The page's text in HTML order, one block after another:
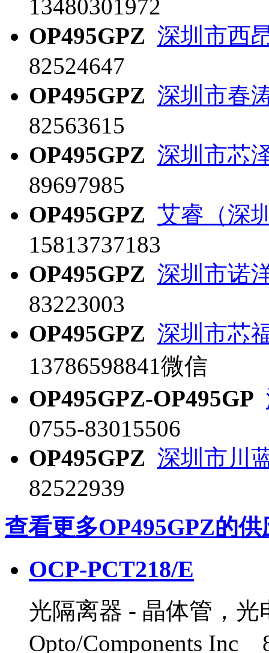
13480301972
OP495GPZ 深圳市西
82524647
OP495GPZ 深圳市春
82563615
OP495GPZ 深圳市芯
89697985
OP495GPZ 艾睿（深
15813737183
OP495GPZ 深圳市诺
83223003
OP495GPZ 深圳市芯
13786598841微信
OP495GPZ-OP495GP
0755-83015506
OP495GPZ 深圳市川
82522939
查看更多OP495GPZ的供
OCP-PCT218/E
光隔离器 - 晶体管，
Opto/Components Inc